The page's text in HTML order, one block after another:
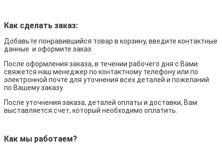
Как сделать заказ:
Добавьте понравившийся товар в корзину, введите контактные
данные и оформите заказ.
После оформления заказа, в течении рабочего дня с Вами
свяжется наш менеджер по контактному телефону или по
электронной почте для уточнения всех деталей и пожеланий
по Вашему заказу.
После уточнения заказа, деталей оплаты и доставки, Вам
выставляется счет, который необходимо оплатить.
Как мы работаем?